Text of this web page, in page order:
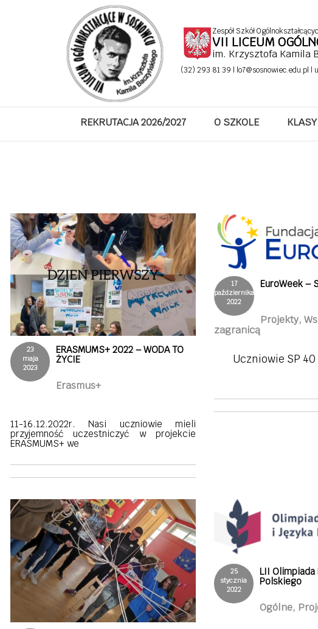
Zespół Szkół
VII LICEUM
im. Krzysztofa Kamila
(32) 293 81 39 | lo7@sosnowiec.edu.pl
REKRUTACJA 2026/2027 O SZKOLE
23
maja
2023
ERASMUMS+ 2022 – WODA TO
ŻYCIE
Erasmus+
11-16.12.2022r. Nasi uczniowie mieli
przyjemność uczestniczyć w projekcie
ERASMUMS+ we
17
października
2022
EuroWeek –
Projekty,
zagranicą
Uczniowie SP
25
stycznia
2022
LII Olimpiada
Polskiego
Ogólne,